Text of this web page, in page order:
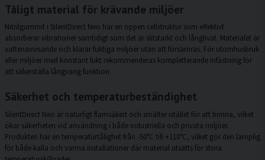
Tåligt material för krävande miljöer
Nitrilgummit i SilentDirect Neo har en öppen cellstruktur som effektivt
absorberar vibrationer samtidigt som det är slitstarkt och långlivat. Materialet är
vattenavvisande och klarar fuktiga miljöer utan att försämras. För utomhusbruk
eller miljöer med konstant fukt rekommenderas kompletterande infästning för
att säkerställa långvarig funktion.
Säkerhet och temperaturbeständighet
SilentDirect Neo är naturligt flamsäkert och smälter istället för att brinna, vilket
ökar säkerheten vid användning i både industriella och privata miljöer.
Produkten har en temperaturtålighet från -50°C till +110°C, vilket gör den lämplig
för både kalla och varma installationer där material utsätts för stora